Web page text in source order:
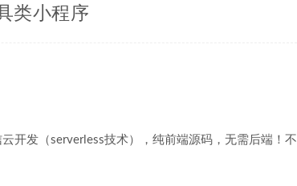
类小程序
开发（serverless技术），纯前端源码，无需后端！不